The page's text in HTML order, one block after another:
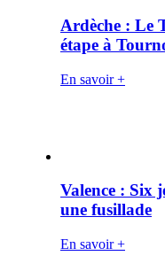
Ardèche : Le
étape à
En savoir +
Valence : Six
une fusillade
En savoir +